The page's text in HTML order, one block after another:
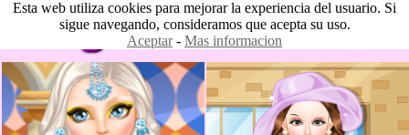
Esta web utiliza cookies para mejorar la experiencia del usuario. Si
sigue navegando, consideramos que acepta su uso.
Aceptar- Mas informacion